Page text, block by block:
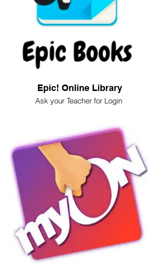
Epic! Online Library
Ask your Teacher for Login